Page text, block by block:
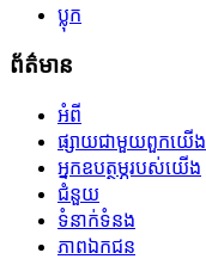
ប្លុក
ព័ត៌មាន
អំពី
ផ្សាយជាមួយពួកយើង
អ្នកឧបត្ថម្ភរបស់យើង
ជំនួយ
ទំនាក់ទំនង
ភាពឯកជន